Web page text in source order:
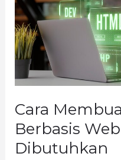
Cara
Berbasis
Dibutuhkan
Web
dan
Tools
yang
Dibutuhkan